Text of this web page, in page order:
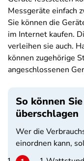
Messgeräte einfach
Sie können die
im Internet kaufen.
verleihen sie auch.
können zugehörige
angeschlossenen
So können
überschlagen
Wer die
einordnen kann,